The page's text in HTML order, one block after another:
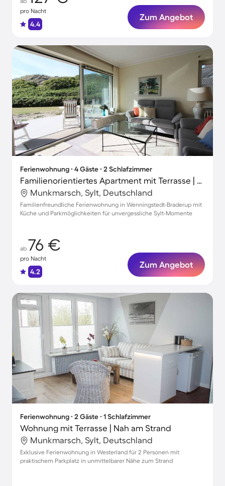
pro Nacht
4.4
Zum Angebot
Ferienwohnung ∙ 4 Gäste ∙ 2 Schlafzimmer
Familienorientiertes Apartment mit Terrasse | Nah am Strand
Munkmarsch, Sylt, Deutschland
Familienfreundliche Ferienwohnung in Wenningstedt-Braderup mit
Küche und Parkmöglichkeiten für unvergessliche Sylt-Momente
ab 76 €
pro Nacht
4.2
Zum Angebot
Ferienwohnung ∙ 2 Gäste ∙ 1 Schlafzimmer
Wohnung mit Terrasse | Nah am Strand
Munkmarsch, Sylt, Deutschland
Exklusive Ferienwohnung in Westerland für 2 Personen mit
praktischem Parkplatz in unmittelbarer Nähe zum Strand